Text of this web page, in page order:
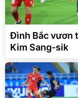
Đình Bắc vươn
Kim Sang-sik